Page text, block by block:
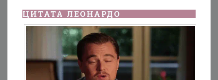
ЦИТАТА ЛЕОНАРДО